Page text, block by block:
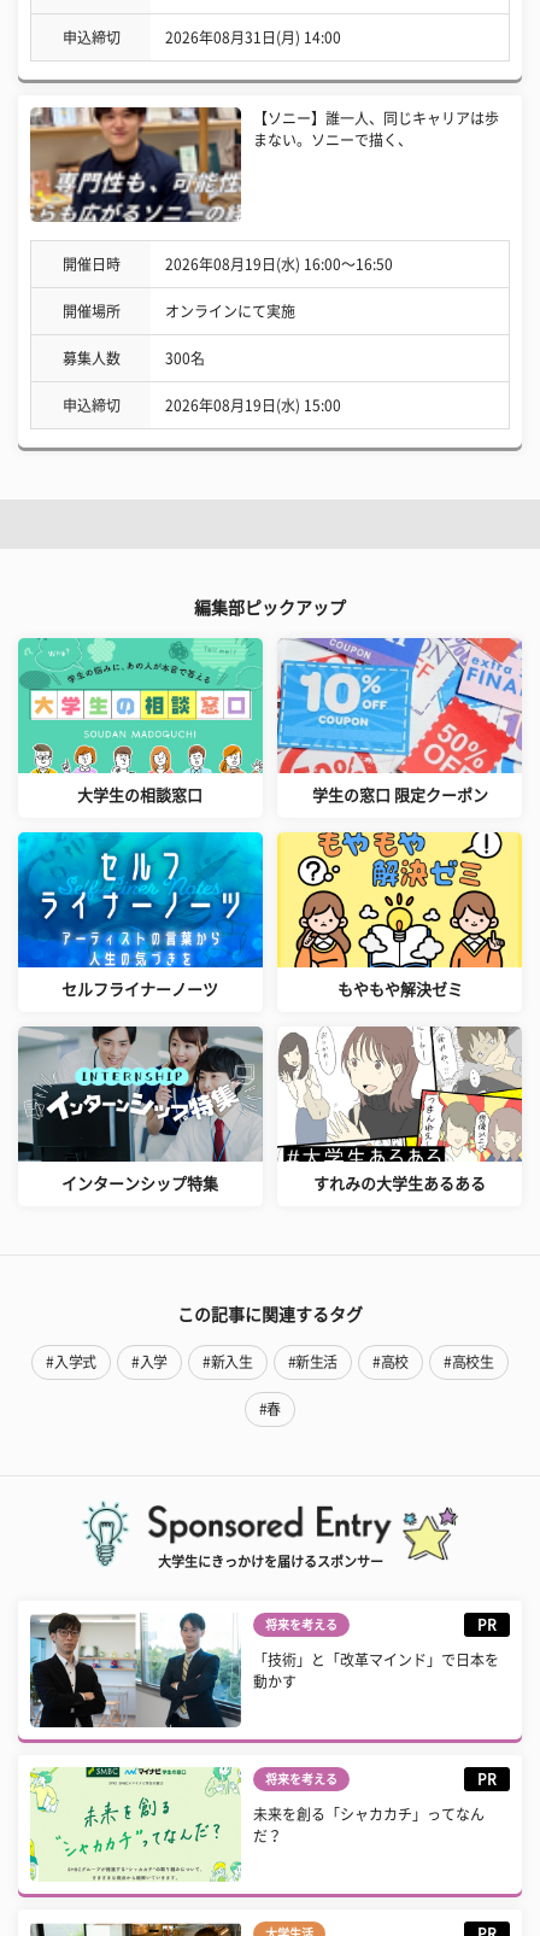
申込締切 2026年08月31日(月) 14:00
【ソニー】誰一人、同じキャリアは歩
まない。ソニーで描く、
開催日時 2026年08月19日(水) 16:00〜16:50
開催場所 オンラインにて実施
募集人数 300名
申込締切 2026年08月19日(水) 15:00
編集部ピックアップ
大学生の相談窓口 学生の窓口 限定クーポン
セルフライナーノーツ もやもや解決ゼミ
インターンシップ特集 すれみの大学生あるある
この記事に関連するタグ
#入学式 #入学 #新入生 #新生活 #高校 #高校生
#春
大学生にきっかけを届けるスポンサー
将来を考える PR
「技術」と「改革マインド」で日本を
動かす
将来を考える PR
未来を創る「シャカカチ」ってなん
だ？